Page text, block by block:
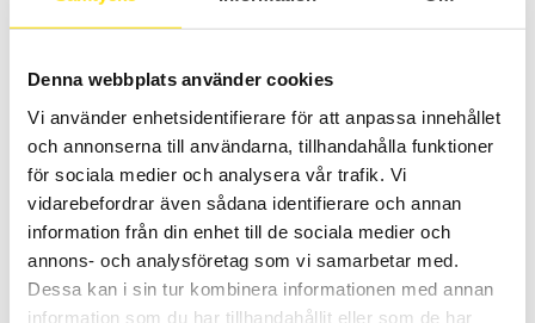
Denna webbplats använder cookies
Vi använder enhetsidentifierare för att anpassa innehållet
och annonserna till användarna, tillhandahålla funktioner
för sociala medier och analysera vår trafik. Vi
vidarebefordrar även sådana identifierare och annan
information från din enhet till de sociala medier och
annons- och analysföretag som vi samarbetar med.
Dessa kan i sin tur kombinera informationen med annan
information som du har tillhandahållit eller som de har
ETL Provkabel HVC100KS-KS med kabelskor
Kabel HVC100KS-KS för högspänningsprov.